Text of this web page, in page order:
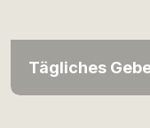
Tägliches